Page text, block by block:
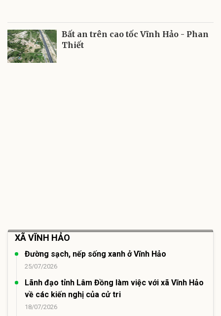
Bất an trên cao tốc Vĩnh Hảo - Phan
Thiết
XÃ VĨNH HẢO
Đường sạch, nếp sống xanh ở Vĩnh Hảo
25/07/2026
Lãnh đạo tỉnh Lâm Đồng làm việc với xã Vĩnh Hảo
về các kiến nghị của cử tri
18/07/2026